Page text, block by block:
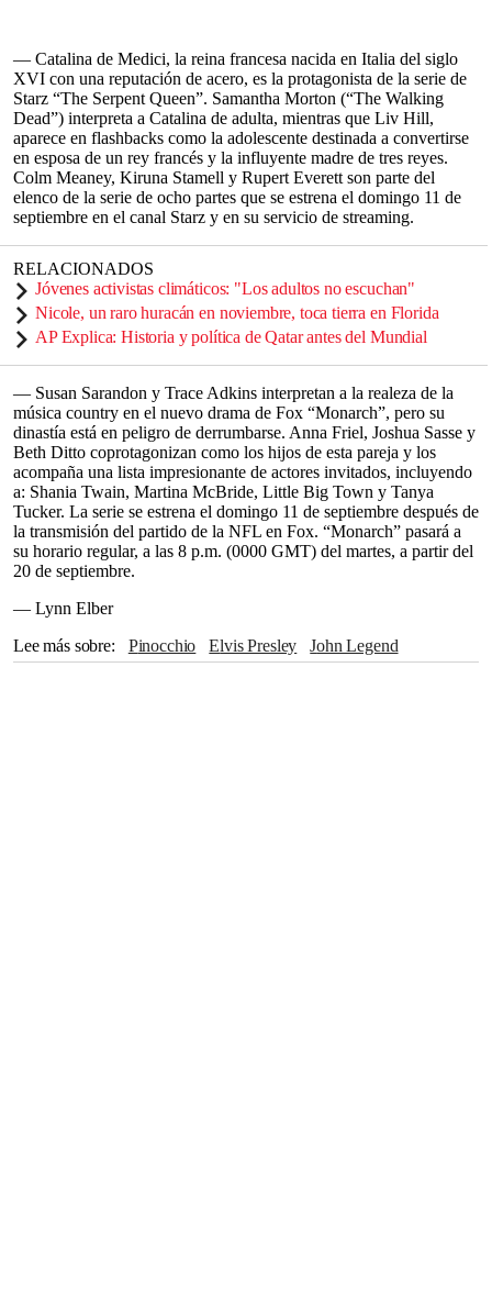
— Catalina de Medici, la reina francesa nacida en Italia del siglo
XVI con una reputación de acero, es la protagonista de la serie de
Starz “The Serpent Queen”. Samantha Morton (“The Walking
Dead”) interpreta a Catalina de adulta, mientras que Liv Hill,
aparece en flashbacks como la adolescente destinada a convertirse
en esposa de un rey francés y la influyente madre de tres reyes.
Colm Meaney, Kiruna Stamell y Rupert Everett son parte del
elenco de la serie de ocho partes que se estrena el domingo 11 de
septiembre en el canal Starz y en su servicio de streaming.
RELACIONADOS
Jóvenes activistas climáticos: "Los adultos no escuchan"
Nicole, un raro huracán en noviembre, toca tierra en Florida
AP Explica: Historia y política de Qatar antes del Mundial
— Susan Sarandon y Trace Adkins interpretan a la realeza de la
música country en el nuevo drama de Fox “Monarch”, pero su
dinastía está en peligro de derrumbarse. Anna Friel, Joshua Sasse y
Beth Ditto coprotagonizan como los hijos de esta pareja y los
acompaña una lista impresionante de actores invitados, incluyendo
a: Shania Twain, Martina McBride, Little Big Town y Tanya
Tucker. La serie se estrena el domingo 11 de septiembre después de
la transmisión del partido de la NFL en Fox. “Monarch” pasará a
su horario regular, a las 8 p.m. (0000 GMT) del martes, a partir del
20 de septiembre.
— Lynn Elber
Lee más sobre
Pinocchio Elvis Presley
John Legend